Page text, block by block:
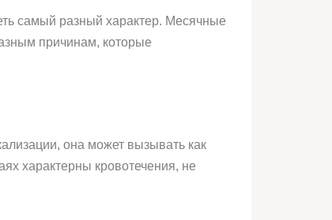
самый разный характер. Месячные
причинам, которые
она может вызывать как
характерны кровотечения, не